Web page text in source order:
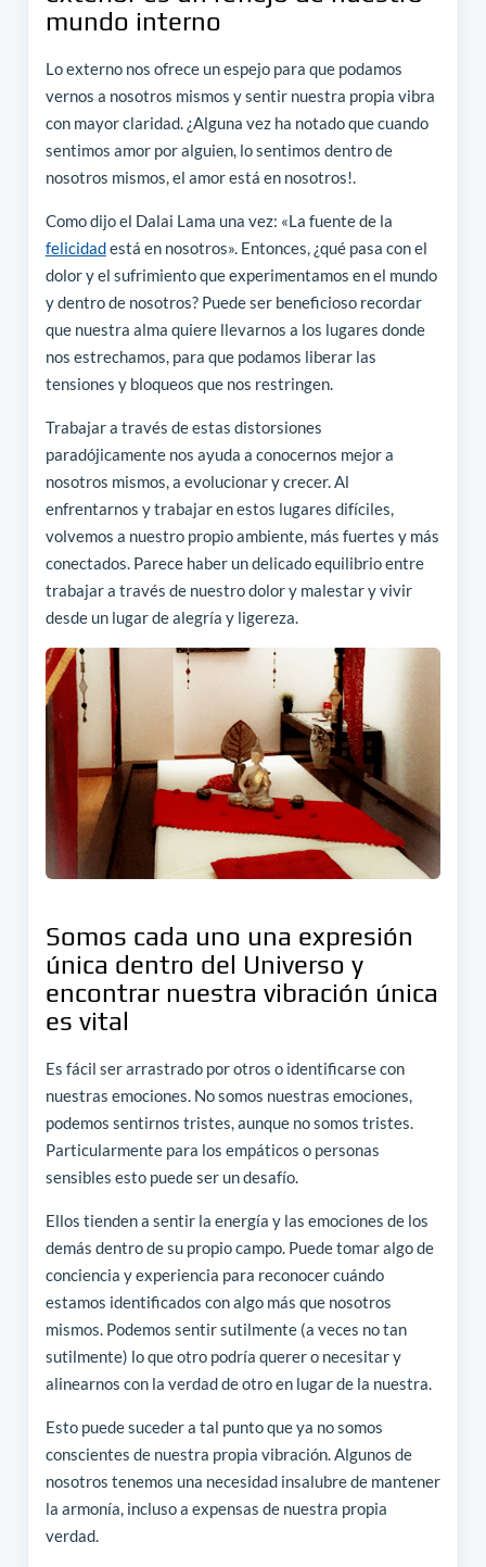
mundo interno
Lo externo nos ofrece un espejo para que podamos
vernos a nosotros mismos y sentir nuestra propia vibra
con mayor claridad. ¿Alguna vez ha notado que cuando
sentimos amor por alguien, lo sentimos dentro de
nosotros mismos, el amor está en nosotros!.
Como dijo el Dalai Lama una vez: «La fuente de la
felicidadestá en nosotros». Entonces, ¿qué pasa con el
dolor y el sufrimiento que experimentamos en el mundo
y dentro de nosotros? Puede ser beneficioso recordar
que nuestra alma quiere llevarnos a los lugares donde
nos estrechamos, para que podamos liberar las
tensiones y bloqueos que nos restringen.
Trabajar a través de estas distorsiones
paradójicamente nos ayuda a conocernos mejor a
nosotros mismos, a evolucionar y crecer. Al
enfrentarnos y trabajar en estos lugares difíciles,
volvemos a nuestro propio ambiente, más fuertes y más
conectados. Parece haber un delicado equilibrio entre
trabajar a través de nuestro dolor y malestar y vivir
desde un lugar de alegría y ligereza.
Somos cada uno una expresión
única dentro del Universo y
encontrar nuestra vibración única
es vital
Es fácil ser arrastrado por otros o identificarse con
nuestras emociones. No somos nuestras emociones,
podemos sentirnos tristes, aunque no somos tristes.
Particularmente para los empáticos o personas
sensibles esto puede ser un desafío.
Ellos tienden a sentir la energía y las emociones de los
demás dentro de su propio campo. Puede tomar algo de
conciencia y experiencia para reconocer cuándo
estamos identificados con algo más que nosotros
mismos. Podemos sentir sutilmente (a veces no tan
sutilmente) lo que otro podría querer o necesitar y
alinearnos con la verdad de otro en lugar de la nuestra.
Esto puede suceder a tal punto que ya no somos
conscientes de nuestra propia vibración. Algunos de
nosotros tenemos una necesidad insalubre de mantener
la armonía, incluso a expensas de nuestra propia
verdad.